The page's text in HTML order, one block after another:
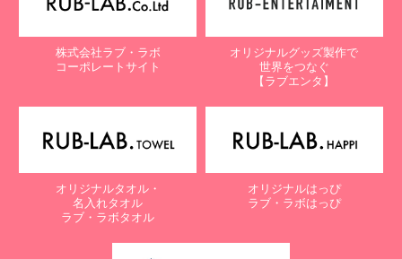
株式会社ラブ・ラボ
コーポレートサイト
オリジナルグッズ製作で
世界をつなぐ
【ラブエンタ】
オリジナルタオル・
名入れタオル
ラブ・ラボタオル
オリジナルはっぴ
ラブ・ラボはっぴ